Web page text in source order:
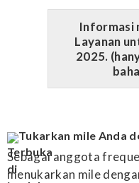
Informasi
Layanan
2025.
Tukarkan mile Anda
Sebagai anggota
menukarkan mile